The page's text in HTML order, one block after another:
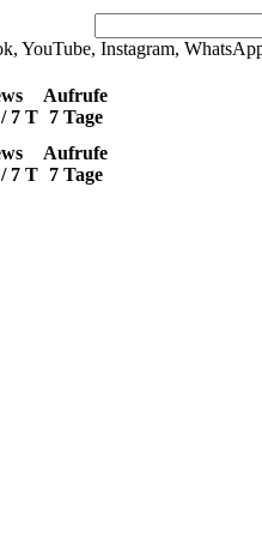
YouTube, Instagram,
7 T
Aufrufe
7 Tage
7 T
Aufrufe
7 Tage